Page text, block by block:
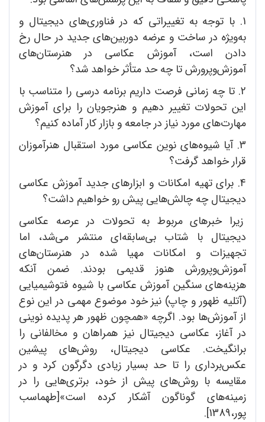
1. با توجه به تغییراتی که در فناوری‌های دیجیتال و
به‌ویژه در ساخت و عرضه دوربین‌های جدید در حال رخ
دادن است، آموزش عکاسی در هنرستان‌های
آموزش‌و‌پرورش تا چه حد متأثر خواهد شد؟
2. تا چه زمانی فرصت داریم برنامه درسی را متناسب با
این تحولات تغییر دهیم و هنرجویان را برای آموزش
مهارت‌های مورد نیاز در جامعه و بازار کار آماده کنیم؟
3. آیا شیوه‌های نوین عکاسی مورد استقبال هنرآموزان
قرار خواهد گرفت؟
4. برای تهیه امکانات و ابزارهای جدید آموزش عکاسی
دیجیتال چه چالش‌هایی پیش رو خواهیم داشت؟
زیرا خبرهای مربوط به تحولات در عرصه عکاسی
دیجیتال با شتاب بی‌سابقه‌ای منتشر می‌شد، اما
تجهیزات و امکانات مهیا شده در هنرستان‌های
آموزش‌و‌پرورش هنوز قدیمی بودند. ضمن آنکه
هزینه‌های سنگین آموزش عکاسی با شیوه فتوشیمیایی
(آتلیه ظهور و چاپ) نیز خود موضوع مهمی در این نوع
از آموزش‌ها بود. اگرچه «همچون ظهور هر پدیده نوینی
در آغاز، عکاسی دیجیتال نیز همراهان و مخالفانی را
برانگیخت. عکاسی دیجیتال، روش‌های پیشین
عکس‌برداری را تا حد بسیار زیادی دگرگون کرد و در
مقایسه با روش‌های پیش از خود، برتری‌هایی را در
زمینه‌های گوناگون آشکار کرده است»[طهماسب
پور،1389].